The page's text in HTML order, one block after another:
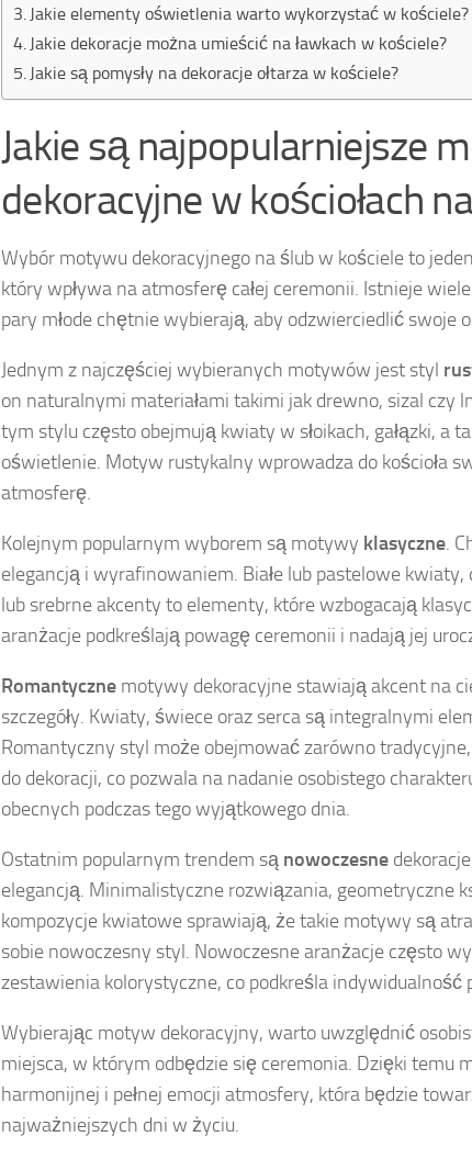
Jakie elementy oświetlenia warto wykorzystać w kościele?
Jakie dekoracje można umieścić na ławkach w kościele?
Jakie są pomysły na dekoracje ołtarza w kościele?
Jakie są najpopularniejsze
dekoracyjne w kościołach
Wybór motywu dekoracyjnego na ślub w kościele to
który wpływa na atmosferę całej ceremonii. Istnieje
pary młode chętnie wybierają, aby odzwierciedlić swoje
Jednym z najczęściej wybieranych motywów jest styl
on naturalnymi materiałami takimi jak drewno, sizal czy
tym stylu często obejmują kwiaty w słoikach, gałązki, a
oświetlenie. Motyw rustykalny wprowadza do kościoła
atmosferę.
Kolejnym popularnym wyborem są motywy klasyczne.
elegancją i wyrafinowaniem. Białe lub pastelowe kwiaty,
lub srebrne akcenty to elementy, które wzbogacają
aranżacje podkreślają powagę ceremonii i nadają jej
Romantyczne motywy dekoracyjne stawiają akcent na
szczegóły. Kwiaty, świece oraz serca są integralnymi
Romantyczny styl może obejmować zarówno
do dekoracji, co pozwala na nadanie osobistego
obecnych podczas tego wyjątkowego dnia.
Ostatnim popularnym trendem są nowoczesne
elegancją. Minimalistyczne rozwiązania, geometryczne
kompozycje kwiatowe sprawiają, że takie motywy są
sobie nowoczesny styl. Nowoczesne aranżacje często
zestawienia kolorystyczne, co podkreśla indywidualność
Wybierając motyw dekoracyjny, warto uwzględnić
miejsca, w którym odbędzie się ceremonia. Dzięki temu
harmonijnej i pełnej emocji atmosfery, która będzie
najważniejszych dni w życiu.